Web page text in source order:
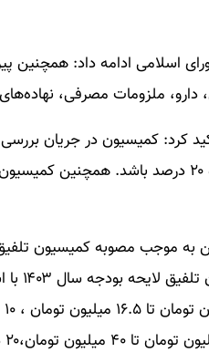
اسلامی ادامه داد: همچنین
دارو، ملزومات مصرفی،